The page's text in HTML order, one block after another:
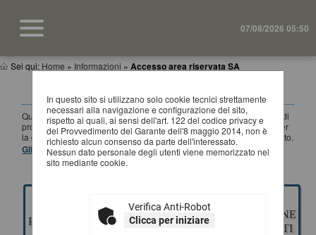
07/08/2026 05:50
Sei qui: Home » Informazioni » Accesso area riservata SA
In questo sito si utilizzano solo cookie tecnici strettamente
necessari alla navigazione e configurazione del sito,
rispetto ai quali, ai sensi dell'art. 122 del codice privacy e
del Provvedimento del Garante dell'8 maggio 2014, non è
richiesto alcun consenso da parte dell'interessato.
Nessun dato personale degli utenti viene memorizzato nel
sito mediante cookie.
Verifica Anti-Robot
Clicca per iniziare
ACCESSO AREA RISERVATA SA
Questa sezione è dedicata agli applicativi per la gestione della fase di
progettazione di un appalto pubblico di Lavori, Servizi e Forniture, per
la gestione della fase a evidenza pubblica ed esecuzione del contratto.
Gli applicativi presenti sono ad uso esclusivo dell'Ente.
PROGETTAZIONE
GESTIONE
GARE
ESECUZIONE
CONTRATTI